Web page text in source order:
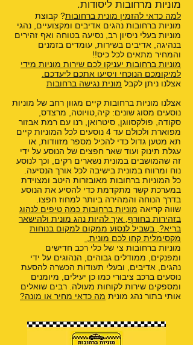
מוניות מרחובות ליסודות.
למה כדאי להזמין מונית ברחובות? קבוצת
מוניות ברחובות נהגים אדיבים ומקצועיים, נהגי
מוניות בעלי ניסיון רב, נסיעה בטוחה ואף זהירים
בנהיגה, אדיבים בשירות, עומדים בזמנים
והמחיר מתאים לכל כיס!!
מוניות ברחובות יעניקו לכם שירות מוניות מידי
למיקומכם הנוכחי ויסיעו אתכם ליעדכם.
אצלנו ניתן לקבל מונית נגישה ברחובות
אצלנו מוניות ברחובות קיים מגוון רחב של מוניות
נוסעים מסוג שונים: קיה,טויוטה, מרצדס,
סקודה, פולקסווגן, סיטרואן, רנו עם רמת אבזור
מפוארת ולכולם עד 4 נוסעים לכל המוניות קיים
תא מטען גדול כדי להכיל מספר מזוודות, או
עגלת תינוק ועוד שאר חפצים של הנוסע על ידי
זה שהמושבים במונית נשארים רקים, וכך לנוסע
נוח ומרווח במונית בישיבה לכל אורך הנסיעה.
כל המוניות ברחובות מאובזרות היטב ומצוידת
במערכת קשר מתקדמת כדי להסיע את הנוסע
בדרך הנוחה והמהירה ביותר למחוז חפצו.
שווה קריאה מוניות ברחובות כמה טיפים לנהוג
בזהירות בחורף
איך להיות נהג מונית ולהישאר
בריא? בשביל לנסוע ממקום למקום בנוחות
מקסימלית קחו לכם מונית
מוניות ברחובות צי של כלי רכב חדישים
ומפנקים, ממודלים גבוהים, הנהוגים על ידי
נהגים, אדיבים, ובעלי תעודות הכשרה להסעת
נוסעים ברכב ציבורי כמו כן יעילים, מיומנים
ומספקים שירות לקוחות מעולה. רבים שואלים
אותי בתור נהג מונית מה כדאי מחיר או מונה?